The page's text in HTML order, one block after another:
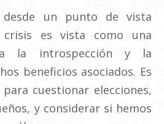
desde un punto de vista
crisis es vista como una
la introspección y la
beneficios asociados. Es
cuestionar elecciones,
y considerar si hemos